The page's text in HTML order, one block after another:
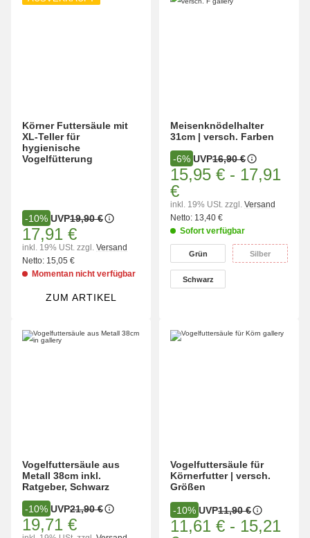
Körner Futtersäule mit
XL-Teller für
hygienische
Vogelfütterung
-10% UVP19,90 €
17,91 €
inkl. 19% USt. zzgl. Versand
Netto: 15,05 €
Momentan nicht verfügbar
ZUM ARTIKEL
Meisenknödelhalter
31cm | versch. Farben
-6% UVP16,90 €
15,95 € - 17,91
€
inkl. 19% USt. zzgl. Versand
Netto: 13,40 €
Sofort verfügbar
wählen
Grün
Grün Silber
Silber
Schwarz
Schwarz
Vogelfuttersäule aus
Metall 38cm inkl.
Ratgeber, Schwarz
-10% UVP21,90 €
19,71 €
Vogelfuttersäule für
Körnerfutter | versch.
Größen
-10% UVP11,90 €
11,61 € - 15,21